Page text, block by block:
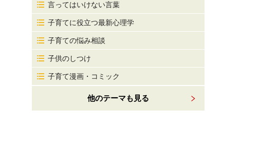
言ってはいけない言葉
子育てに役立つ最新心理学
子育ての悩み相談
子供のしつけ
子育て漫画・コミック
他のテーマも見る